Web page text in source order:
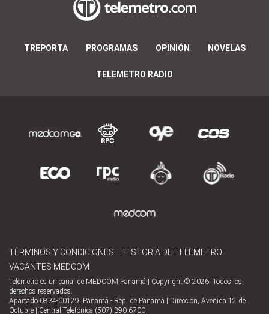
TREPORTA PROGRAMAS OPINIÓN NOVELAS
TELEMETRO RADIO
TÉRMINOS Y CONDICIONES
HISTORIA DE TELEMETRO
VACANTES MEDCOM
Telemetro es un canal de MEDCOM Panamá | Copyright © 2026. Todos los
derechos reservados.
Apartado 0834-00129, Panamá - Rep. de Panamá | Dirección, Avenida 12 de
Octubre | Central Telefónica (507) 390-6700